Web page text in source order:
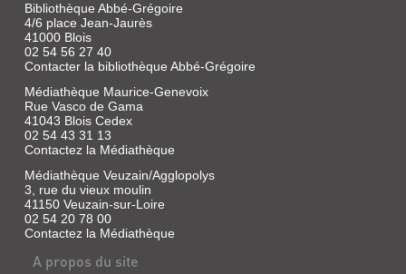
Bibliothèque Abbé-Grégoire
4/6 place Jean-Jaurès
41000 Blois
02 54 56 27 40
Contacter la bibliothèque Abbé-Grégoire
Médiathèque Maurice-Genevoix
Rue Vasco de Gama
41043 Blois Cedex
02 54 43 31 13
Contactez la Médiathèque
Médiathèque Veuzain/Agglopolys
3, rue du vieux moulin
41150 Veuzain-sur-Loire
02 54 20 78 00
Contactez la Médiathèque
A propos du site